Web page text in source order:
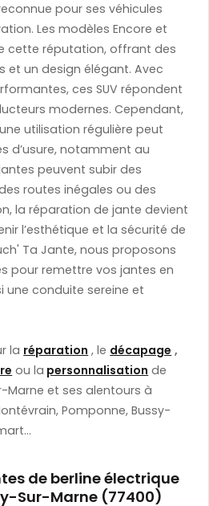
pour ses véhicules
Les modèles Encore et
cette réputation, offrant des
et un design élégant. Avec
ces SUV répondent
modernes. Cependant,
utilisation régulière peut
d’usure, notamment au
peuvent subir des
routes inégales ou des
la réparation de jante devient
l’esthétique et la sécurité de
Ta Jante, nous proposons
pour remettre vos jantes en
conduite sereine et
laréparation, ledécapage,
ou la personnalisationde
Marne et ses alentours à
Pomponne, Bussy-
de berline électrique
Sur-Marne (77400)